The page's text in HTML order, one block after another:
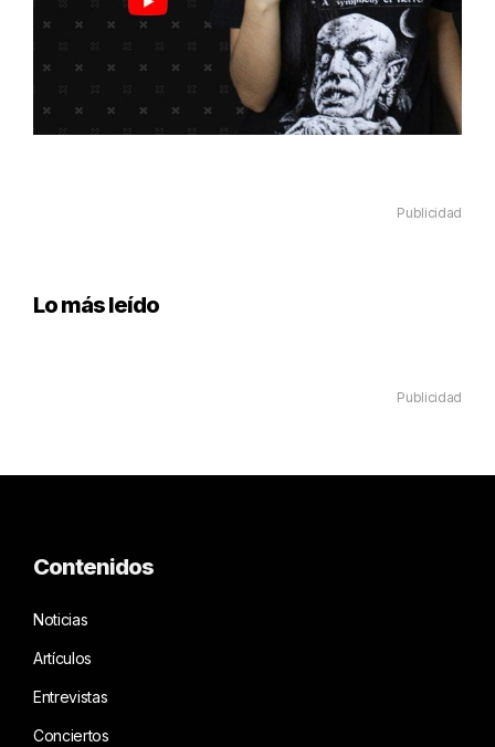
Publicidad
Lo más leído
Publicidad
Contenidos
Noticias
Artículos
Entrevistas
Conciertos